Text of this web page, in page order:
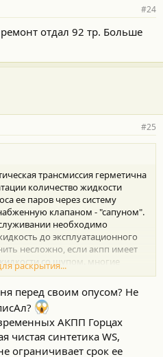
#24
отдал 92 тр. Больше
#25
трансмиссия герметична
количество жидкости
ее паров через систему
клапаном - "сапуном".
необходимо
до эксплуатационного
несложно, если акпп имеет
со щупом. многие
оборудуются. это особенно
настойчиво
автовладельца (а таковых
обслуживания личной
трансмиссионная
физико-химические
раскрытия...
перед своим опусом? Не
АКПП Горцах
чистая синтетика WS,
ограничивает срок ее